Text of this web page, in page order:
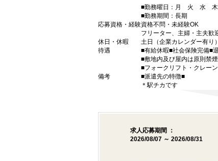
■勤務曜日：月 火 水
■勤務期間：長期
応募資格・経験資格不問・未経験OK
フリーター、主婦・主夫歓
休日・休暇
土日（企業カレンダー有り）
待遇
■有給休暇■社会保険完備■
■敷地内及び屋内は原則禁
■フォークリフト・クレー
備考
■派遣先の特徴■
＊駅チカです
求人応募期間 ：
2026/08/07 ～ 2026/08/31